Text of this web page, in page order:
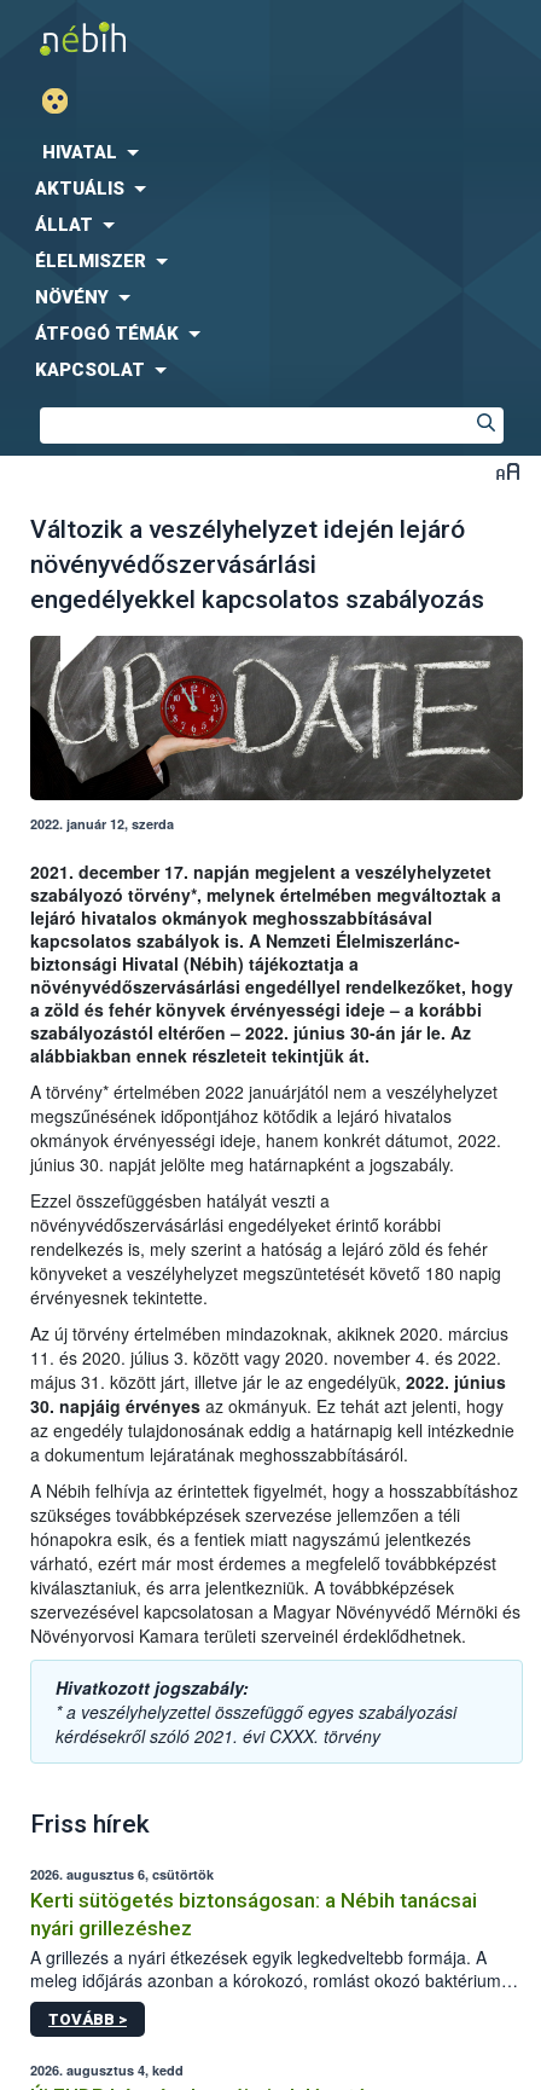
HIVATAL
AKTUÁLIS
ÁLLAT
ÉLELMISZER
NÖVÉNY
ÁTFOGÓ TÉMÁK
KAPCSOLAT
Változik a veszélyhelyzet idején lejáró
növényvédőszervásárlási
engedélyekkel kapcsolatos szabályozás
2022. január 12, szerda
2021. december 17. napján megjelent a veszélyhelyzetet
szabályozó törvény*, melynek értelmében megváltoztak a
lejáró hivatalos okmányok meghosszabbításával
kapcsolatos szabályok is. A Nemzeti Élelmiszerlánc-
biztonsági Hivatal (Nébih) tájékoztatja a
növényvédőszervásárlási engedéllyel rendelkezőket, hogy
a zöld és fehér könyvek érvényességi ideje – a korábbi
szabályozástól eltérően – 2022. június 30-án jár le. Az
alábbiakban ennek részleteit tekintjük át.
A törvény* értelmében 2022 januárjától nem a veszélyhelyzet
megszűnésének időpontjához kötődik a lejáró hivatalos
okmányok érvényességi ideje, hanem konkrét dátumot, 2022.
június 30. napját jelölte meg határnapként a jogszabály.
Ezzel összefüggésben hatályát veszti a
növényvédőszervásárlási engedélyeket érintő korábbi
rendelkezés is, mely szerint a hatóság a lejáró zöld és fehér
könyveket a veszélyhelyzet megszüntetését követő 180 napig
érvényesnek tekintette.
Az új törvény értelmében mindazoknak, akiknek 2020. március
11. és 2020. július 3. között vagy 2020. november 4. és 2022.
május 31. között járt, illetve jár le az engedélyük, 2022. június
30. napjáig érvényes az okmányuk. Ez tehát azt jelenti, hogy
az engedély tulajdonosának eddig a határnapig kell intézkednie
a dokumentum lejáratának meghosszabbításáról.
A Nébih felhívja az érintettek figyelmét, hogy a hosszabbításhoz
szükséges továbbképzések szervezése jellemzően a téli
hónapokra esik, és a fentiek miatt nagyszámú jelentkezés
várható, ezért már most érdemes a megfelelő továbbképzést
kiválasztaniuk, és arra jelentkezniük. A továbbképzések
szervezésével kapcsolatosan a Magyar Növényvédő Mérnöki és
Növényorvosi Kamara területi szerveinél érdeklődhetnek.
Hivatkozott jogszabály:
* a veszélyhelyzettel összefüggő egyes szabályozási
kérdésekről szóló 2021. évi CXXX. törvény
Friss hírek
2026. augusztus 6, csütörtök
Kerti sütögetés biztonságosan: a Nébih tanácsai
nyári grillezéshez
A grillezés a nyári étkezések egyik legkedveltebb formája. A
meleg időjárás azonban a kórokozó, romlást okozó baktériumok
gyorsabb szaporodásának is kedvez. A szabadtéri sütögetés
ezért nem csupán a megfelelő sütési technikáról szól: legalább
higiéniai szabályok betartása, a megfelelő hőkezelés, valamint a
TOVÁBB >
2026. augusztus 4, kedd